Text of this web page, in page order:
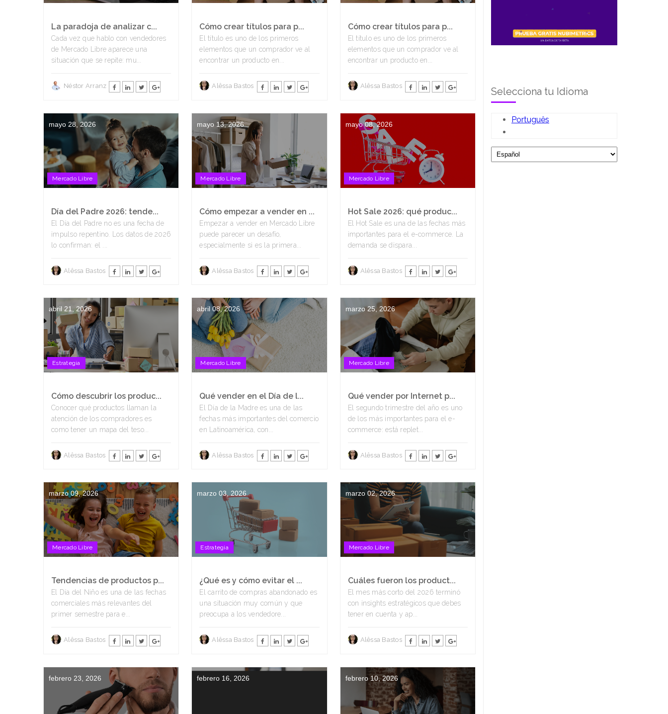
La paradoja de analizar c...
Cada vez que hablo con vendedores
de Mercado Libre aparece una
situación que se repite: mu...
Néstor Arranz
Cómo crear títulos para p...
El título es uno de los primeros
elementos que un comprador ve al
encontrar un producto en...
Alêssa Bastos
Cómo crear títulos para p...
El título es uno de los primeros
elementos que un comprador ve al
encontrar un producto en...
Alêssa Bastos
mayo 28, 2026
Mercado Libre
Día del Padre 2026: tende...
El Día del Padre no es una fecha de
impulso repentino. Los datos de 2026
lo confirman: el ...
Alêssa Bastos
mayo 13, 2026
Mercado Libre
Cómo empezar a vender en ...
Empezar a vender en Mercado Libre
puede parecer un desafío,
especialmente si es la primera...
Alêssa Bastos
mayo 08, 2026
Mercado Libre
Hot Sale 2026: qué produc...
El Hot Sale es una de las fechas más
importantes para el e-commerce. La
demanda se dispara...
Alêssa Bastos
abril 21, 2026
Estrategia
Cómo descubrir los produc...
Conocer qué productos llaman la
atención de los compradores es
como tener un mapa del teso...
Alêssa Bastos
abril 08, 2026
Mercado Libre
Qué vender en el Día de l...
El Día de la Madre es una de las
fechas más importantes del comercio
en Latinoamérica, con...
Alêssa Bastos
marzo 25, 2026
Mercado Libre
Qué vender por Internet p...
El segundo trimestre del año es uno
de los más importantes para el e-
commerce: está replet...
Alêssa Bastos
marzo 09, 2026
Mercado Libre
Tendencias de productos p...
El Día del Niño es una de las fechas
comerciales más relevantes del
primer semestre para e...
Alêssa Bastos
marzo 03, 2026
Estrategia
¿Qué es y cómo evitar el ...
El carrito de compras abandonado es
una situación muy común y que
preocupa a los vendedore...
Alêssa Bastos
marzo 02, 2026
Mercado Libre
Cuáles fueron los product...
El mes más corto del 2026 terminó
con insights estratégicos que debes
tener en cuenta y ap...
Alêssa Bastos
febrero 23, 2026 febrero 16, 2026 febrero 10, 2026
Selecciona tu Idioma
Português